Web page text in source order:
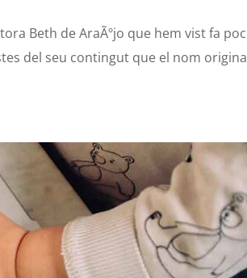
Beth de AraÃºjo que hem vist fa
del seu contingut que el nom